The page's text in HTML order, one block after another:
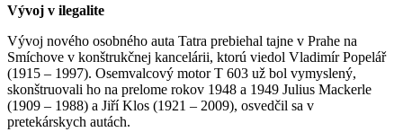
Vývoj v ilegalite
Vývoj nového osobného auta Tatra prebiehal tajne v Prahe na
Smíchove v konštrukčnej kancelárii, ktorú viedol Vladimír Popelář
(1915 – 1997). Osemvalcový motor T 603 už bol vymyslený,
skonštruovali ho na prelome rokov 1948 a 1949 Julius Mackerle
(1909 – 1988) a Jiří Klos (1921 – 2009), osvedčil sa v
pretekárskych autách.